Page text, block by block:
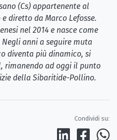
(Cs) appartenente al
diretto da Marco Lefosse.
nel 2014 e nasce come
anni a seguire muta
diventa più dinamico, si
rimanendo ad oggi il punto
della Sibaritide-Pollino.
Condividi su: